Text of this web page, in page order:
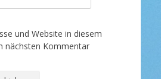
und Website in diesem
nächsten Kommentar